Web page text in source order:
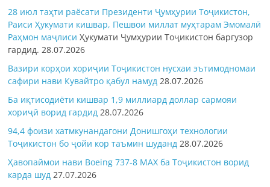
28 июл таҳти раёсати Президенти Ҷумҳурии Тоҷикистон,
Раиси Ҳукумати кишвар, Пешвои миллат муҳтарам Эмомалӣ
Раҳмон маҷлисиҲукумати Ҷумҳурии Тоҷикистон баргузор
гардид.28.07.2026
Вазири корҳои хориҷии Тоҷикистон нусхаи эътимодномаи
сафири нави Кувайтро қабул намуд 28.07.2026
Ба иқтисодиёти кишвар 1,9 миллиард доллар сармояи
хориҷӣ ворид гардид 28.07.2026
94,4 фоизи хатмкунандагони Донишгоҳи технологии
Тоҷикистон бо ҷойи кор таъмин шуданд 28.07.2026
Ҳавопаймои нави Boeing 737-8 MAX ба Тоҷикистон ворид
карда шуд 27.07.2026